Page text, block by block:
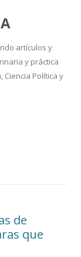
artículos y
y práctica
Ciencia Política y
de
que